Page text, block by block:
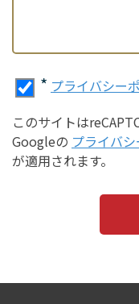
* プライバシー
このサイトは
Googleの プライバ
が適用されます。